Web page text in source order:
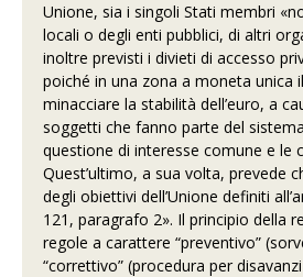
Unione, sia i singoli Stati membri
locali o degli enti pubblici, di altri
inoltre previsti i divieti di accesso
poiché in una zona a moneta unica il
minacciare la stabilità dell’euro, a
soggetti che fanno parte del
questione di interesse comune e le
Quest’ultimo, a sua volta, prevede
degli obiettivi dell’Unione definiti
121, paragrafo 2». Il principio della
regole a carattere “preventivo”
“correttivo” (procedura per